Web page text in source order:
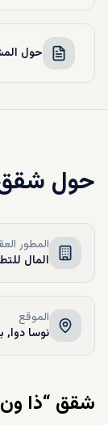
حول
حول
المطور
المال
الموقع
نوسا دوا,
شقق “ذا